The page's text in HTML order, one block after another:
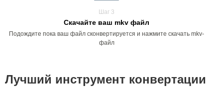
Шаг 3
Скачайте ваш mkv файл
Подождите пока ваш файл сконвертируется и нажмите скачать mkv-
файл
Лучший инструмент конвертации